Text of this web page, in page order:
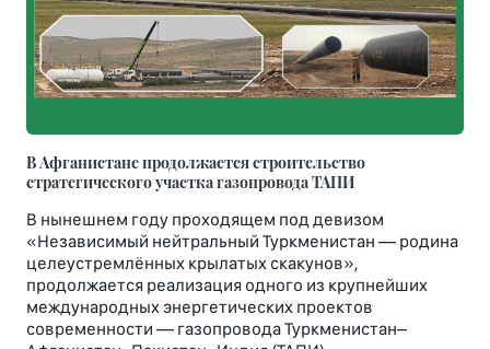
В Афганистане продолжается строительство
стратегического участка газопровода ТАПИ
В нынешнем году проходящем под девизом
«Независимый нейтральный Туркменистан — родина
целеустремлённых крылатых скакунов»,
продолжается реализация одного из крупнейших
международных энергетических проектов
современности — газопровода Туркменистан–